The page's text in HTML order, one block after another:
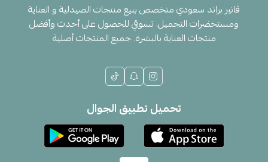
ڤانير براند سعودي متخصص ببيع منتجات الصيدلية و العناية
ومستحضرات التجميل. تسوقي للحصول على أحدث وأفضل
منتجات العناية بالبشرة. جميع المنتجات أصلية
تحميل تطبيق الجوال